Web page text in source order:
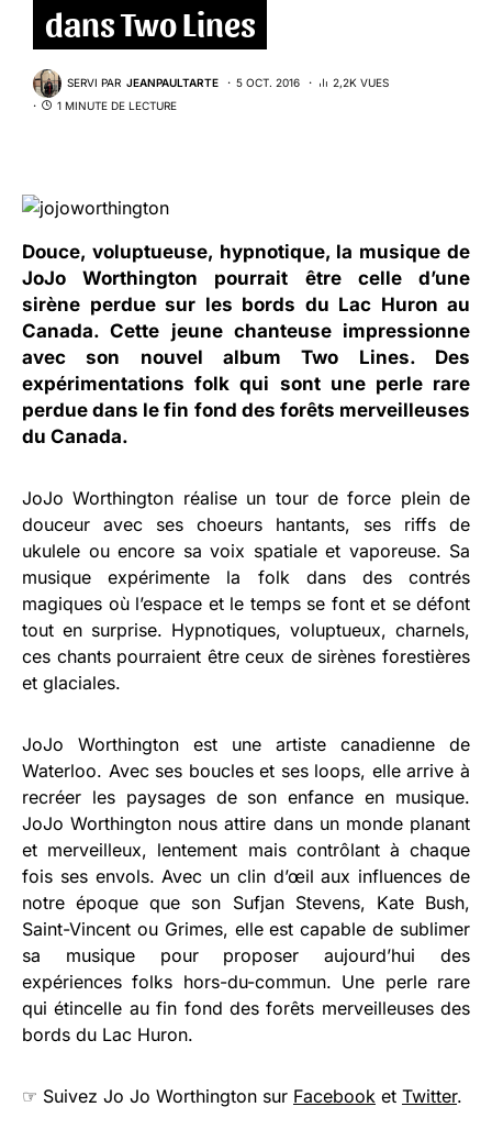
dans Two Lines
SERVI PAR JEANPAULTARTE 5 OCT. 2016
2,2K VUES
1 MINUTE DE LECTURE
Douce, voluptueuse, hypnotique, la musique de
JoJo Worthington pourrait être celle d’une
sirène perdue sur les bords du Lac Huron au
Canada. Cette jeune chanteuse impressionne
avec son nouvel album Two Lines. Des
expérimentations folk qui sont une perle rare
perdue dans le fin fond des forêts merveilleuses
du Canada.
JoJo Worthington réalise un tour de force plein de
douceur avec ses choeurs hantants, ses riffs de
ukulele ou encore sa voix spatiale et vaporeuse. Sa
musique expérimente la folk dans des contrés
magiques où l’espace et le temps se font et se défont
tout en surprise. Hypnotiques, voluptueux, charnels,
ces chants pourraient être ceux de sirènes forestières
et glaciales.
JoJo Worthington est une artiste canadienne de
Waterloo. Avec ses boucles et ses loops, elle arrive à
recréer les paysages de son enfance en musique.
JoJo Worthington nous attire dans un monde planant
et merveilleux, lentement mais contrôlant à chaque
fois ses envols. Avec un clin d’œil aux influences de
notre époque que son Sufjan Stevens, Kate Bush,
Saint-Vincent ou Grimes, elle est capable de sublimer
sa musique pour proposer aujourd’hui des
expériences folks hors-du-commun. Une perle rare
qui étincelle au fin fond des forêts merveilleuses des
bords du Lac Huron.
☞ Suivez Jo Jo Worthington sur Facebook et Twitter.